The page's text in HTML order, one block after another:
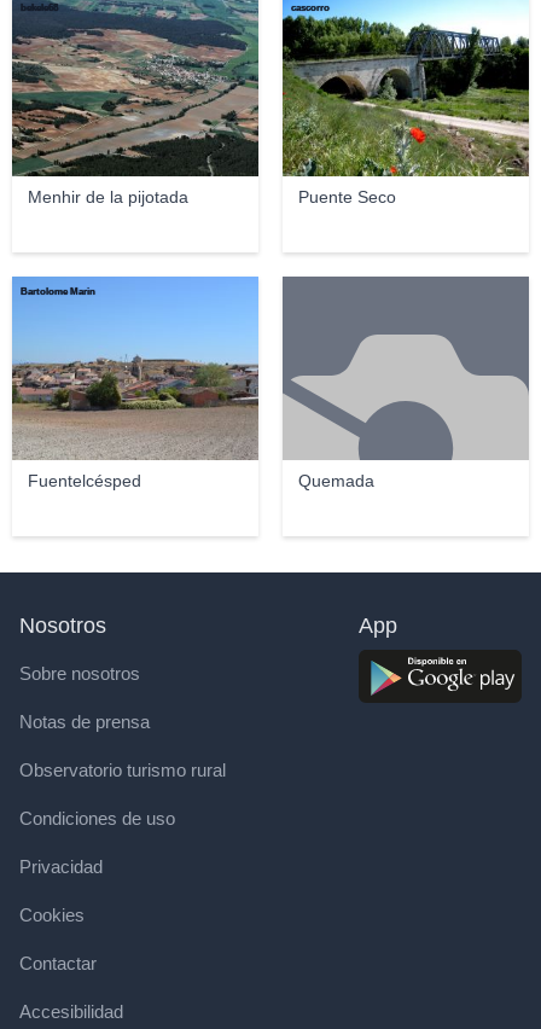
Menhir de la pijotada
bekele68
Puente Seco
cascorro
Fuentelcésped
Bartolome Marin
Quemada
Nosotros
Sobre nosotros
Notas de prensa
Observatorio turismo rural
Condiciones de uso
Privacidad
Cookies
Contactar
Accesibilidad
App